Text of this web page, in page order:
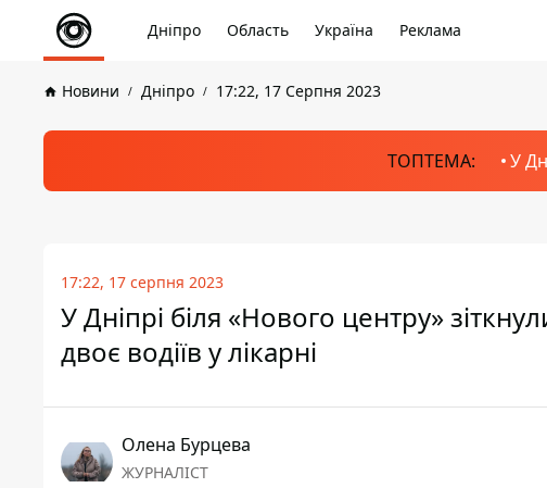
Дніпро Область Україна Реклама
Новини Дніпро 17:22, 17 Серпня 2023
ТОПТЕМА: У
17:22, 17 серпня 2023
У Дніпрі біля «Нового центру»
двоє водіїв у лікарні
Олена Бурцева
ЖУРНАЛІСТ